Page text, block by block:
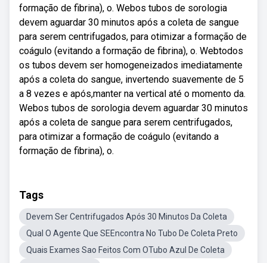
formação de fibrina), o. Webos tubos de sorologia
devem aguardar 30 minutos após a coleta de sangue
para serem centrifugados, para otimizar a formação de
coágulo (evitando a formação de fibrina), o. Webtodos
os tubos devem ser homogeneizados imediatamente
após a coleta do sangue, invertendo suavemente de 5
a 8 vezes e após,manter na vertical até o momento da.
Webos tubos de sorologia devem aguardar 30 minutos
após a coleta de sangue para serem centrifugados,
para otimizar a formação de coágulo (evitando a
formação de fibrina), o.
Tags
Devem Ser Centrifugados Após 30 Minutos Da Coleta
Qual O Agente Que SEEncontra No Tubo De Coleta Preto
Quais Exames Sao Feitos Com OTubo Azul De Coleta